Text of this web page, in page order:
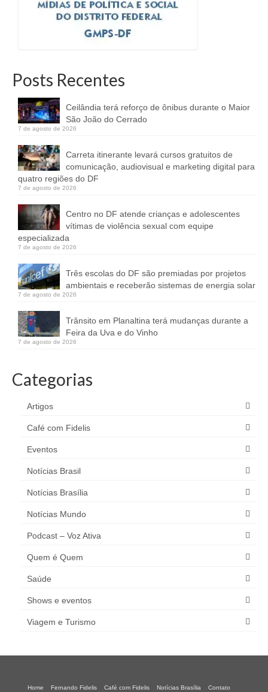
Posts Recentes
Ceilândia terá reforço de ônibus durante o Maior
São João do Cerrado
7 de agosto de 2026
Carreta itinerante levará cursos gratuitos de
comunicação, audiovisual e marketing digital para
quatro regiões do DF
7 de agosto de 2026
Centro no DF atende crianças e adolescentes
vítimas de violência sexual com equipe
especializada
7 de agosto de 2026
Três escolas do DF são premiadas por projetos
ambientais e receberão sistemas de energia solar
7 de agosto de 2026
Trânsito em Planaltina terá mudanças durante a
Feira da Uva e do Vinho
7 de agosto de 2026
Categorias
Artigos
Café com Fidelis
Eventos
Notícias Brasil
Notícias Brasília
Notícias Mundo
Podcast – Voz Ativa
Quem é Quem
Saúde
Shows e eventos
Viagem e Turismo
Home Fernando Fidelis Café com Fidelis Notícias Brasília Contato